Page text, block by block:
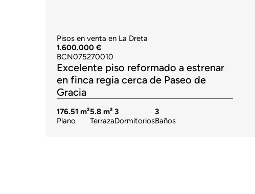
Pisos en venta en La Dreta
1.600.000 €
BCN075270010
Excelente piso reformado a estrenar
en finca regia cerca de Paseo de
Gracia
176.51 m²
Plano
5.8 m²
Terraza
3
Dormitorios
3
Baños